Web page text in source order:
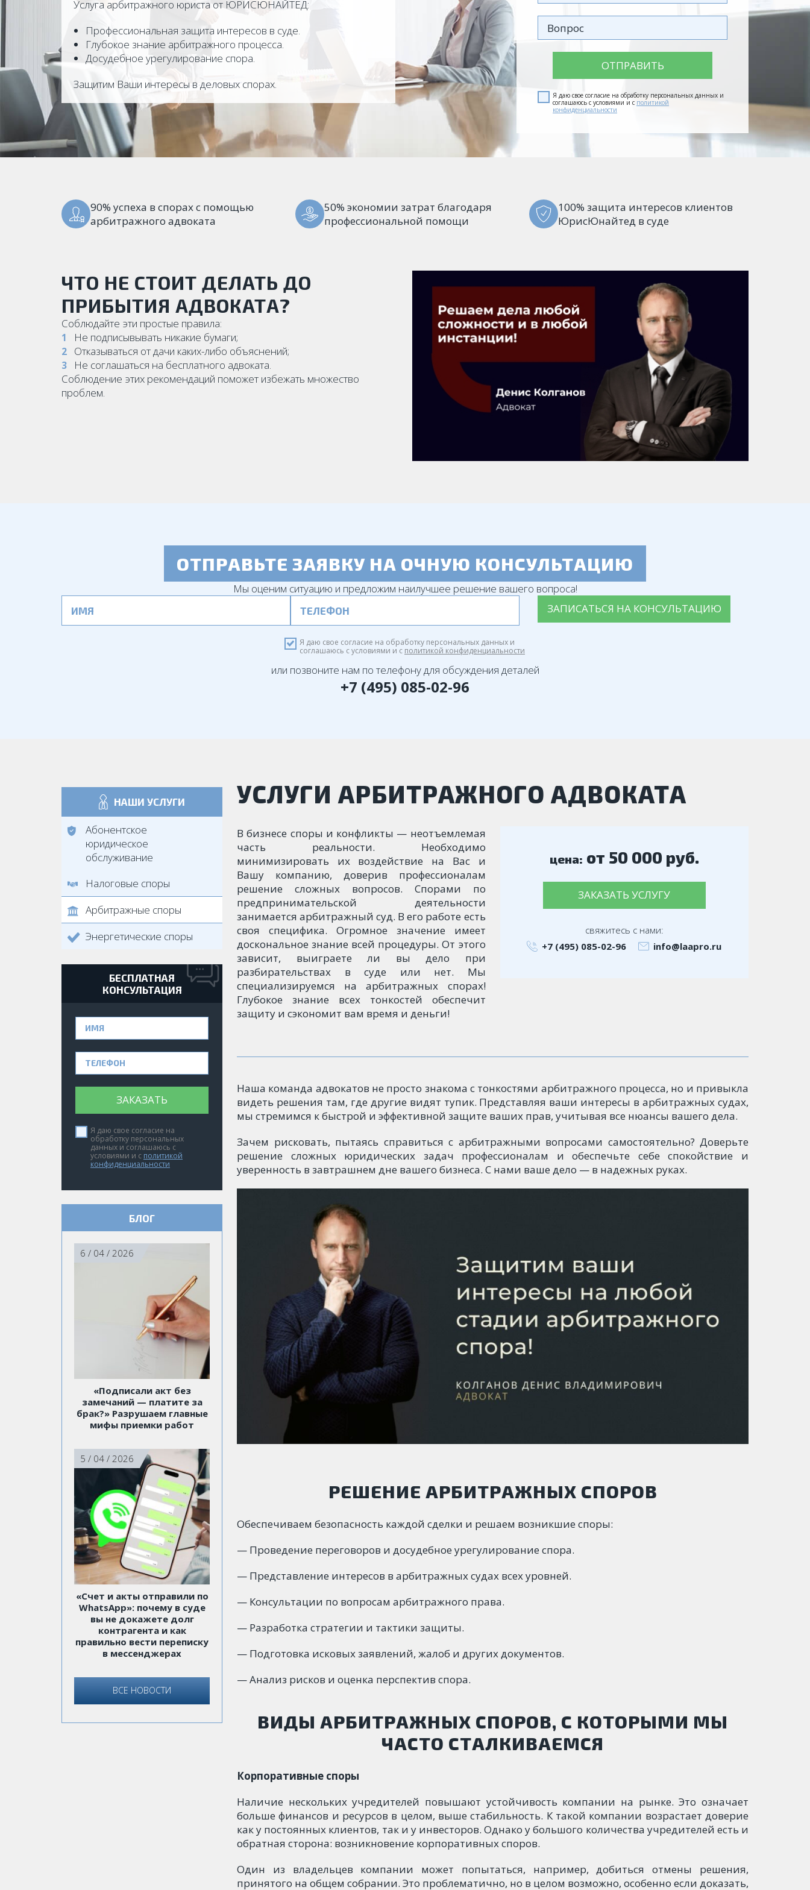
Услуга арбитражного юриста от ЮРИСЮНАЙТЕД:
Профессиональная защита интересов в суде.
Глубокое знание арбитражного процесса.
Досудебное урегулирование спора.
Защитим Ваши интересы в деловых спорах.
ОТПРАВИТЬ
Я даю свое согласие на обработку персональных данных и
соглашаюсь с условиями и с политикой
конфиденциальности
90% успеха в спорах с помощью
арбитражного адвоката
50% экономии затрат благодаря
профессиональной помощи
100% защита интересов клиентов
ЮрисЮнайтед в суде
ЧТО НЕ СТОИТ ДЕЛАТЬ ДО
ПРИБЫТИЯ АДВОКАТА?
Соблюдайте эти простые правила:
Не подписывывать никакие бумаги;
Отказываться от дачи каких-либо объяснений;
Не соглашаться на бесплатного адвоката.
Соблюдение этих рекомендаций поможет избежать множество
проблем.
ОТПРАВЬТЕ ЗАЯВКУ НА ОЧНУЮ КОНСУЛЬТАЦИЮ
Мы оценим ситуацию и предложим наилучшее решение вашего вопроса!
ЗАПИСАТЬСЯ НА КОНСУЛЬТАЦИЮ
Я даю свое согласие на обработку персональных данных и
соглашаюсь с условиями и с политикой конфиденциальности
или позвоните нам по телефону для обсуждения деталей
+7 (495) 085-02-96
НАШИ УСЛУГИ
Абонентское
юридическое
обслуживание
Налоговые споры
Арбитражные споры
Энергетические споры
БЕСПЛАТНАЯ
КОНСУЛЬТАЦИЯ
ЗАКАЗАТЬ
Я даю свое согласие на
обработку персональных
данных и соглашаюсь с
условиями и с политикой
конфиденциальности
БЛОГ
6 / 04 / 2026
«Подписали акт без
замечаний — платите за
брак?» Разрушаем главные
мифы приемки работ
5 / 04 / 2026
«Счет и акты отправили по
WhatsApp»: почему в суде
вы не докажете долг
контрагента и как
правильно вести переписку
в мессенджерах
ВСЕ НОВОСТИ
УСЛУГИ АРБИТРАЖНОГО АДВОКАТА
В бизнесе споры и конфликты — неотъемлемая
часть реальности. Необходимо
минимизировать их воздействие на Вас и
Вашу компанию, доверив профессионалам
решение сложных вопросов. Спорами по
предпринимательской деятельности
занимается арбитражный суд. В его работе есть
своя специфика. Огромное значение имеет
доскональное знание всей процедуры. От этого
зависит, выиграете ли вы дело при
разбирательствах в суде или нет. Мы
специализируемся на арбитражных спорах!
Глубокое знание всех тонкостей обеспечит
защиту и сэкономит вам время и деньги!
цена: от 50 000 руб.
ЗАКАЗАТЬ УСЛУГУ
свяжитесь с нами:
+7 (495) 085-02-96
info@laapro.ru
Наша команда адвокатов не просто знакома с тонкостями арбитражного процесса, но и привыкла
видеть решения там, где другие видят тупик. Представляя ваши интересы в арбитражных судах,
мы стремимся к быстрой и эффективной защите ваших прав, учитывая все нюансы вашего дела.
Зачем рисковать, пытаясь справиться с арбитражными вопросами самостоятельно? Доверьте
решение сложных юридических задач профессионалам и обеспечьте себе спокойствие и
уверенность в завтрашнем дне вашего бизнеса. С нами ваше дело — в надежных руках.
РЕШЕНИЕ АРБИТРАЖНЫХ СПОРОВ
Обеспечиваем безопасность каждой сделки и решаем возникшие споры:
— Проведение переговоров и досудебное урегулирование спора.
— Представление интересов в арбитражных судах всех уровней.
— Консультации по вопросам арбитражного права.
— Разработка стратегии и тактики защиты.
— Подготовка исковых заявлений, жалоб и других документов.
— Анализ рисков и оценка перспектив спора.
ВИДЫ АРБИТРАЖНЫХ СПОРОВ, С КОТОРЫМИ МЫ
ЧАСТО СТАЛКИВАЕМСЯ
Корпоративные споры
Наличие нескольких учредителей повышают устойчивость компании на рынке. Это означает
больше финансов и ресурсов в целом, выше стабильность. К такой компании возрастает доверие
как у постоянных клиентов, так и у инвесторов. Однако у большого количества учредителей есть и
обратная сторона: возникновение корпоративных споров.
Один из владельцев компании может попытаться, например, добиться отмены решения,
принятого на общем собрании. Это проблематично, но в целом возможно, особенно если доказать,